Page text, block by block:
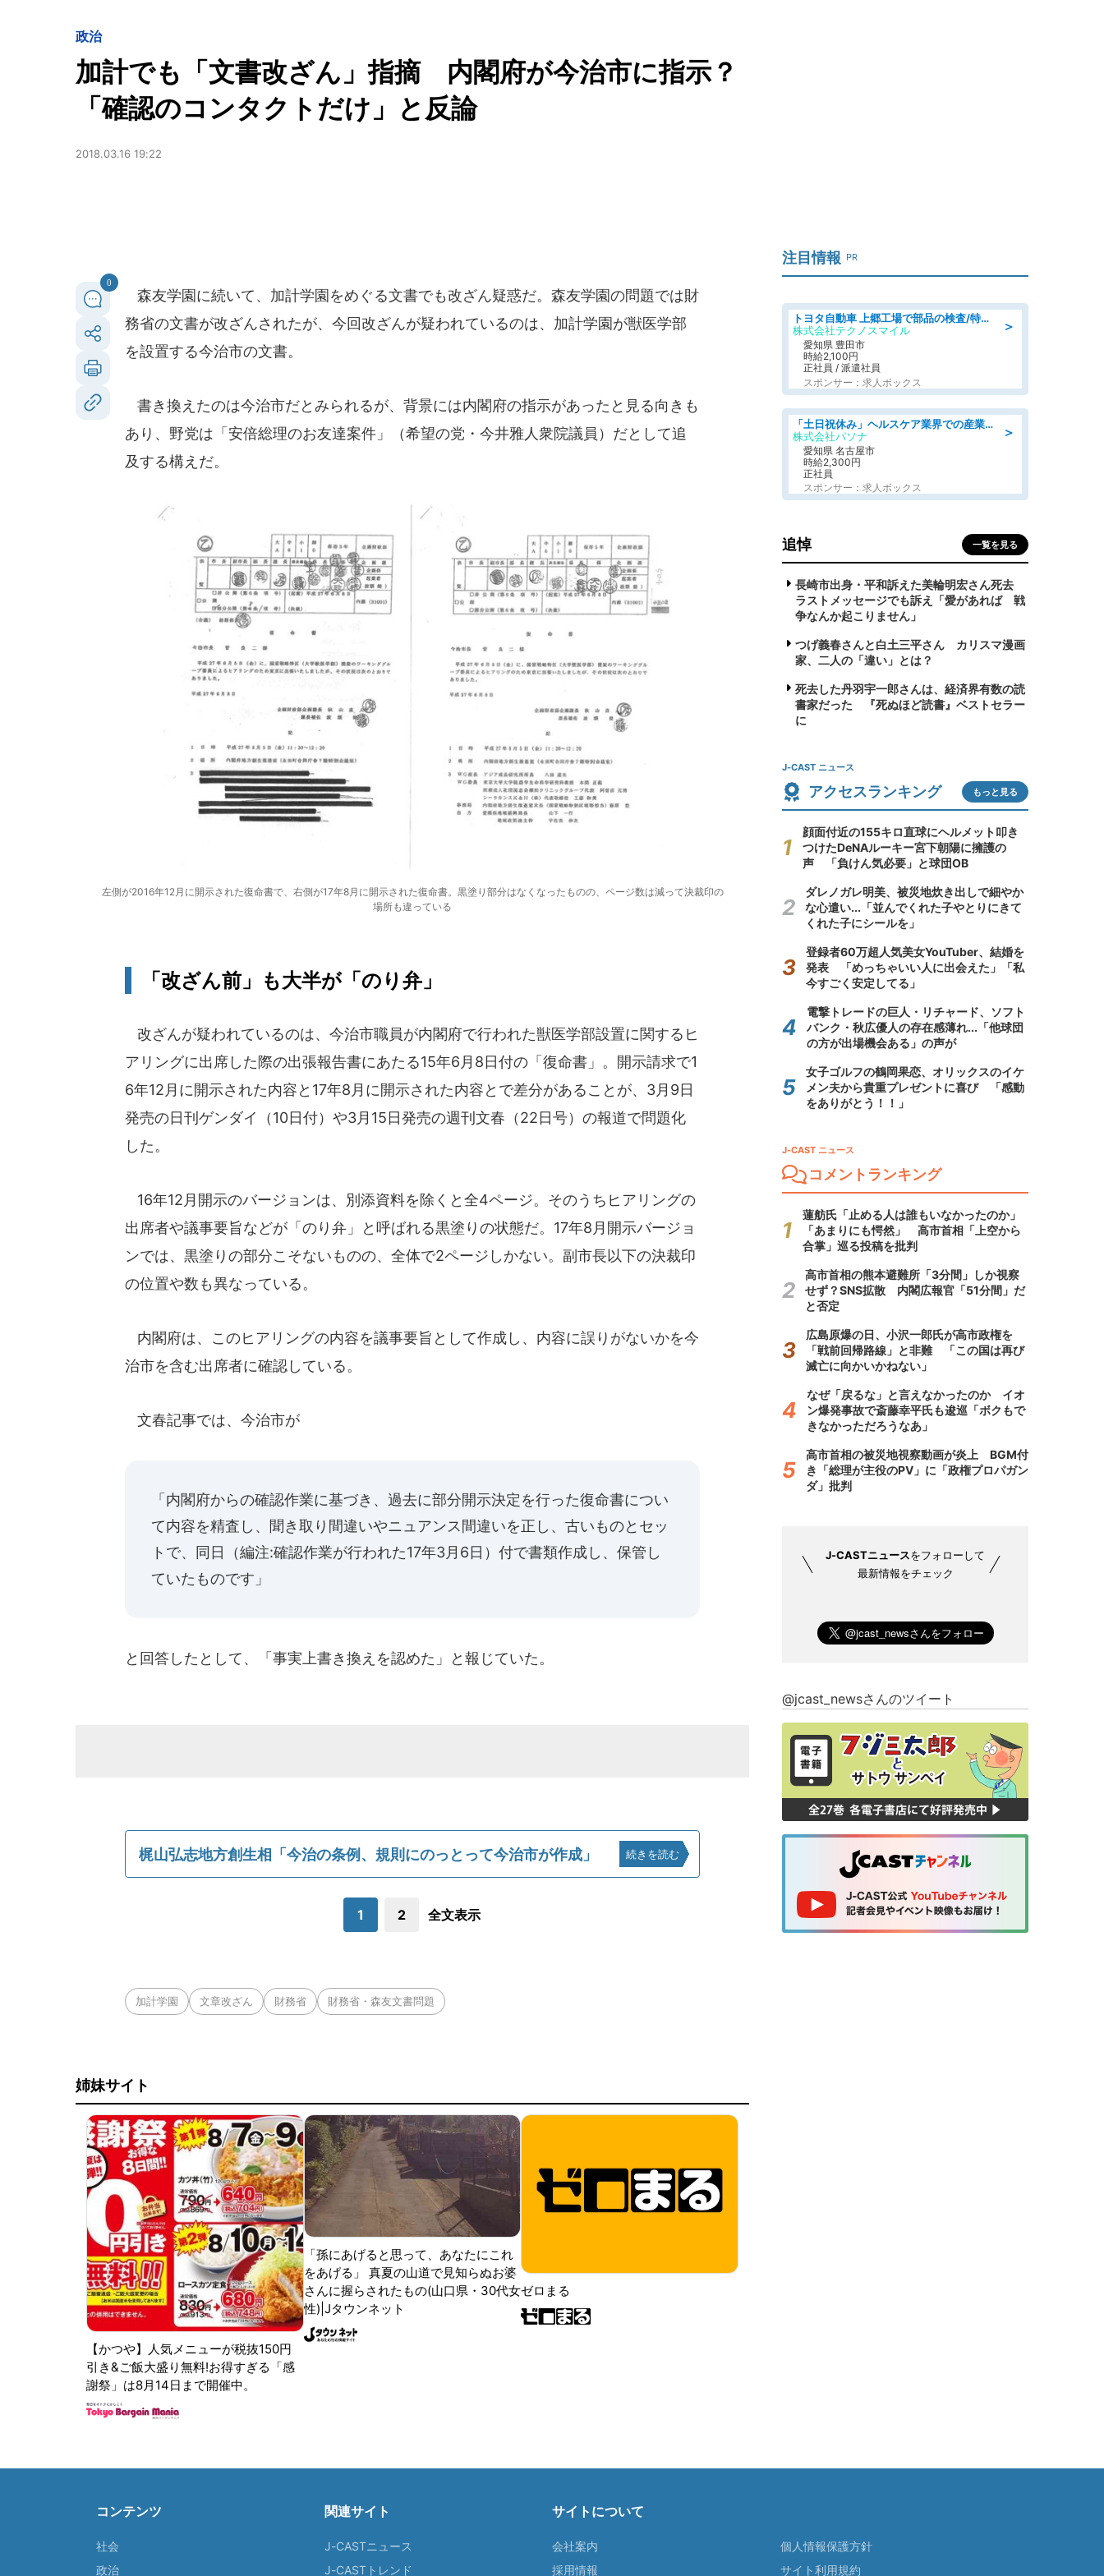
政治
加計でも「文書改ざん」指摘 内閣府が今治市に指示？
「確認のコンタクトだけ」と反論
2018.03.16 19:22
0
森友学園に続いて、加計学園をめぐる文書でも改ざん疑惑だ。森友学園の問題では財
務省の文書が改ざんされたが、今回改ざんが疑われているのは、加計学園が獣医学部
を設置する今治市の文書。
書き換えたのは今治市だとみられるが、背景には内閣府の指示があったと見る向きも
あり、野党は「安倍総理のお友達案件」（希望の党・今井雅人衆院議員）だとして追
及する構えだ。
左側が2016年12月に開示された復命書で、右側が17年8月に開示された復命書。黒塗り部分はなくなったものの、ページ数は減って決裁印の
場所も違っている
「改ざん前」も大半が「のり弁」
改ざんが疑われているのは、今治市職員が内閣府で行われた獣医学部設置に関するヒ
アリングに出席した際の出張報告書にあたる15年6月8日付の「復命書」。開示請求で1
6年12月に開示された内容と17年8月に開示された内容とで差分があることが、3月9日
発売の日刊ゲンダイ（10日付）や3月15日発売の週刊文春（22日号）の報道で問題化
した。
16年12月開示のバージョンは、別添資料を除くと全4ページ。そのうちヒアリングの
出席者や議事要旨などが「のり弁」と呼ばれる黒塗りの状態だ。17年8月開示バージョ
ンでは、黒塗りの部分こそないものの、全体で2ページしかない。副市長以下の決裁印
の位置や数も異なっている。
内閣府は、このヒアリングの内容を議事要旨として作成し、内容に誤りがないかを今
治市を含む出席者に確認している。
文春記事では、今治市が
「内閣府からの確認作業に基づき、過去に部分開示決定を行った復命書につい
て内容を精査し、聞き取り間違いやニュアンス間違いを正し、古いものとセッ
トで、同日（編注:確認作業が行われた17年3月6日）付で書類作成し、保管し
ていたものです」
と回答したとして、「事実上書き換えを認めた」と報じていた。
梶山弘志地方創生相「今治の条例、規則にのっとって今治市が作成」 続きを読む
1 2 全文表示
加計学園 文章改ざん 財務省 財務省・森友文書問題
姉妹サイト
【かつや】人気メニューが税抜150円
引き&ご飯大盛り無料!お得すぎる「感
謝祭」は8月14日まで開催中。
「孫にあげると思って、あなたにこれ
をあげる」 真夏の山道で見知らぬお婆
さんに握らされたもの(山口県・30代女
性)|Jタウンネット
ゼロまる
注目情報 PR
＞
トヨタ自動車 上郷工場で部品の検査/特典168万/tutumi
株式会社テクノスマイル
愛知県 豊田市
時給2,100円
正社員 / 派遣社員
スポンサー：求人ボックス
＞
「土日祝休み」ヘルスケア業界での産業保健師業務/看護師/高時給/未経験OK/要資格:正看護師
株式会社パソナ
愛知県 名古屋市
時給2,300円
正社員
スポンサー：求人ボックス
追悼 一覧を見る
長崎市出身・平和訴えた美輪明宏さん死去
ラストメッセージでも訴え「愛があれば 戦
争なんか起こりません」
つげ義春さんと白土三平さん カリスマ漫画
家、二人の「違い」とは？
死去した丹羽宇一郎さんは、経済界有数の読
書家だった 『死ぬほど読書』ベストセラー
に
J-CAST ニュース
アクセスランキング もっと見る
顔面付近の155キロ直球にヘルメット叩き
つけたDeNAルーキー宮下朝陽に擁護の
声 「負けん気必要」と球団OB
ダレノガレ明美、被災地炊き出しで細やか
な心遣い...「並んでくれた子やとりにきて
くれた子にシールを」
登録者60万超人気美女YouTuber、結婚を
発表 「めっちゃいい人に出会えた」「私
今すごく安定してる」
電撃トレードの巨人・リチャード、ソフト
バンク・秋広優人の存在感薄れ...「他球団
の方が出場機会ある」の声が
女子ゴルフの鶴岡果恋、オリックスのイケ
メン夫から貴重プレゼントに喜び 「感動
をありがとう！！」
J-CAST ニュース
コメントランキング
蓮舫氏「止める人は誰もいなかったのか」
「あまりにも愕然」 高市首相「上空から
合掌」巡る投稿を批判
高市首相の熊本避難所「3分間」しか視察
せず？SNS拡散 内閣広報官「51分間」だ
と否定
広島原爆の日、小沢一郎氏が高市政権を
「戦前回帰路線」と非難 「この国は再び
滅亡に向かいかねない」
なぜ「戻るな」と言えなかったのか イオ
ン爆発事故で斎藤幸平氏も逡巡「ボクもで
きなかっただろうなあ」
高市首相の被災地視察動画が炎上 BGM付
き「総理が主役のPV」に「政権プロパガン
ダ」批判
J-CASTニュースをフォローして
最新情報をチェック
@jcast_newsさんのツイート
コンテンツ
社会
政治
関連サイト
J-CASTニュース
J-CASTトレンド
サイトについて
会社案内
採用情報
個人情報保護方針
サイト利用規約